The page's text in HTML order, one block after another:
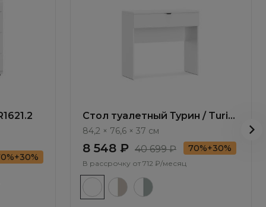
Стол туалетный Турин / Turin
TR1702.2
84,2 × 76,6 × 37 см
8 548 ₽ 40 699 ₽ 70%+30%
В рассрочку от 712 ₽/месяц